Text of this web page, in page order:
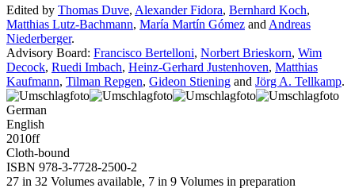
Edited by Thomas Duve, Alexander Fidora, Bernhard Koch,
Matthias Lutz-Bachmann, María Martín Gómez and Andreas
Niederberger.
Advisory Board: Francisco Bertelloni, Norbert Brieskorn, Wim
Decock, Ruedi Imbach, Heinz-Gerhard Justenhoven, Matthias
Kaufmann, Tilman Repgen, Gideon Stiening and Jörg A. Tellkamp.
German
English
2010ff
Cloth-bound
ISBN 978-3-7728-2500-2
27 in 32 Volumes available, 7 in 9 Volumes in preparation